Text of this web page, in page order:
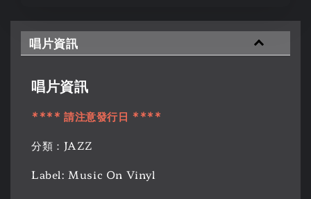
唱片資訊
唱片資訊
**** 請注意發行日 ****
分類：JAZZ
Label: Music On Vinyl